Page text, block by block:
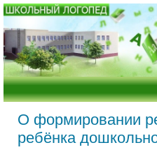
О формировании
ребёнка